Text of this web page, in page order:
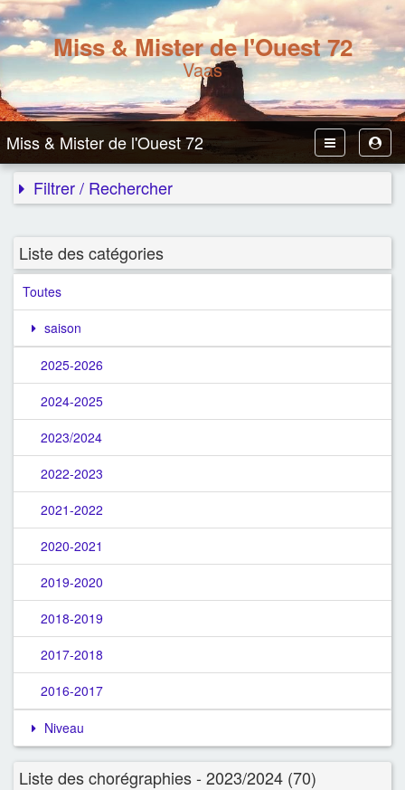
Miss & Mister de l'Ouest 72
Vaas
User
Toggle
Navbar
Miss & Mister de l'Ouest 72
Filtrer / Rechercher
Liste des catégories
Toutes
saison
2025-2026
2024-2025
2023/2024
2022-2023
2021-2022
2020-2021
2019-2020
2018-2019
2017-2018
2016-2017
Niveau
Liste des chorégraphies - 2023/2024 (70)